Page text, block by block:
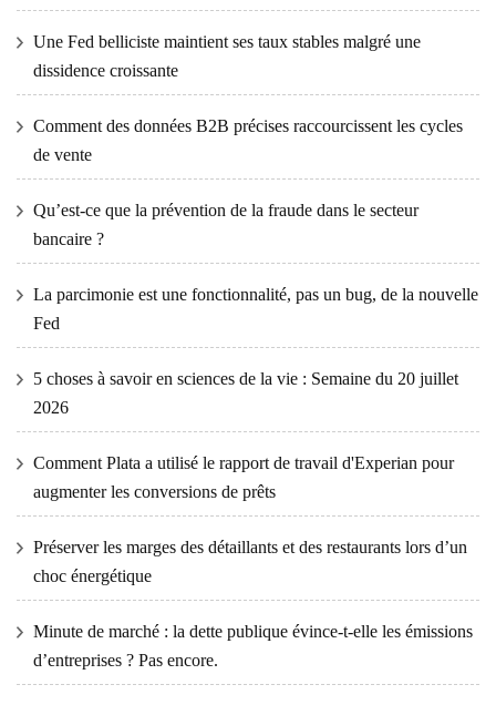
Une Fed belliciste maintient ses taux stables malgré une
dissidence croissante
Comment des données B2B précises raccourcissent les cycles
de vente
Qu’est-ce que la prévention de la fraude dans le secteur
bancaire ?
La parcimonie est une fonctionnalité, pas un bug, de la nouvelle
Fed
5 choses à savoir en sciences de la vie : Semaine du 20 juillet
2026
Comment Plata a utilisé le rapport de travail d'Experian pour
augmenter les conversions de prêts
Préserver les marges des détaillants et des restaurants lors d’un
choc énergétique
Minute de marché : la dette publique évince-t-elle les émissions
d’entreprises ? Pas encore.